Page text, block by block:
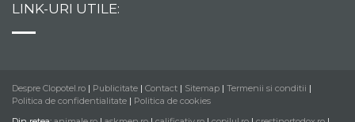
LINK-URI UTILE:
Despre Clopotel.ro | Publicitate | Contact | Sitemap | Termenii si conditii |
Politica de confidentialitate | Politica de cookies